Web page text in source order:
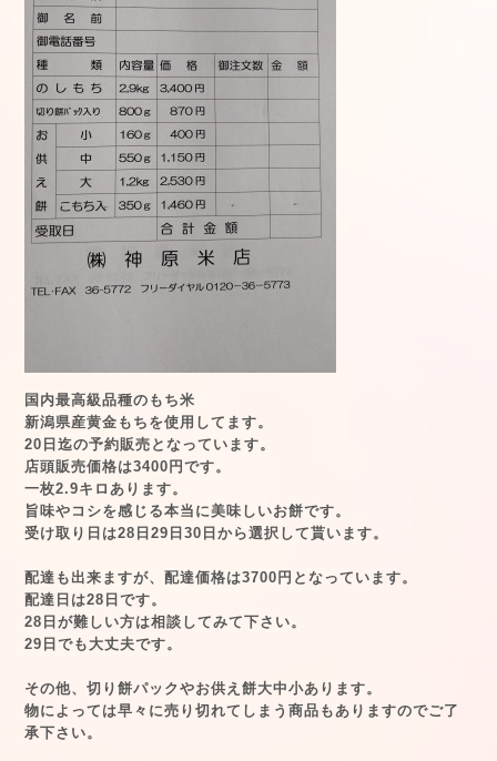
国内最高級品種のもち米
新潟県産黄金もちを使用してます。
20日迄の予約販売となっています。
店頭販売価格は3400円です。
一枚2.9キロあります。
旨味やコシを感じる本当に美味しいお餅です。
受け取り日は28日29日30日から選択して貰います。
配達も出来ますが、配達価格は3700円となっています。
配達日は28日です。
28日が難しい方は相談してみて下さい。
29日でも大丈夫です。
その他、切り餅パックやお供え餅大中小あります。
物によっては早々に売り切れてしまう商品もありますのでご了
承下さい。